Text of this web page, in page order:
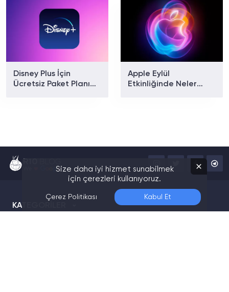
Disney Plus İçin
Ücretsiz Paket Planı
Apple Eylül
Etkinliğinde Neler
KATEGORİLER
Size daha iyi hizmet sunabilmek
için çerezleri kullanıyoruz.
Çerez Politikası Kabul Et